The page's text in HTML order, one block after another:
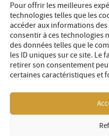
Pour offrir les meilleures
technologies telles que les
accéder aux informations
consentir à ces technologies
des données telles que le
les ID uniques sur ce site. Le
retirer son consentement
certaines caractéristiques et